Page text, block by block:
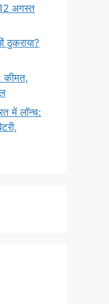
अगस्त
ठुकराया?
कीमत,
में लॉन्च: